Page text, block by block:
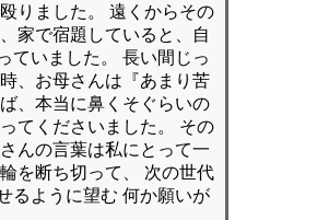
りました。 遠くからその
家で宿題していると、自
ていました。 長い間じっ
、お母さんは『あまり苦
、本当に鼻くそぐらいの
てくださいました。 その
んの言葉は私にとって一
を断ち切って、 次の世代
るように望む 何か願いが